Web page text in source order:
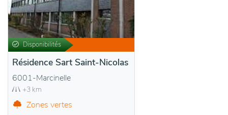
Disponibilités
Résidence Sart Saint-Nicolas
6001-Marcinelle
+3 km
Zones vertes